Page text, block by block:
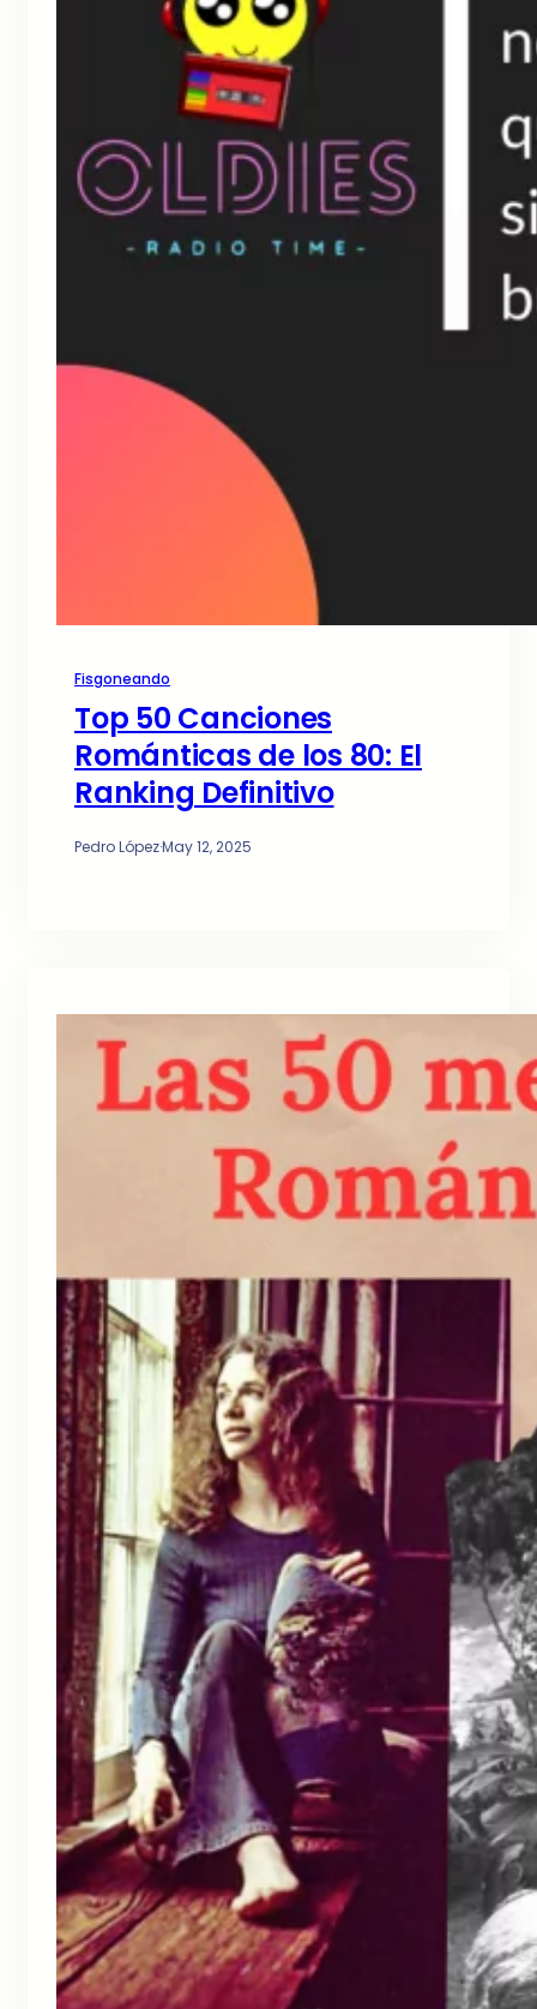
Fisgoneando
Top 50 Canciones
Románticas de los 80: El
Ranking Definitivo
Pedro López·May 12, 2025